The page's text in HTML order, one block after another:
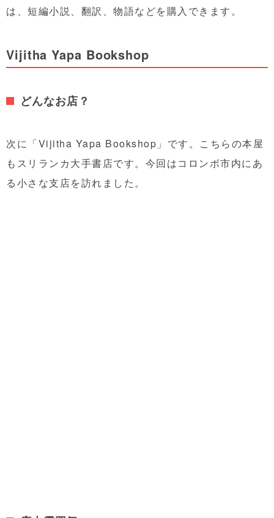
は、短編小説、翻訳、物語などを購入できます。
Vijitha Yapa Bookshop
どんなお店？
次に「Vijitha Yapa Bookshop」です。こちらの本屋
もスリランカ大手書店です。今回はコロンボ市内にあ
る小さな支店を訪れました。